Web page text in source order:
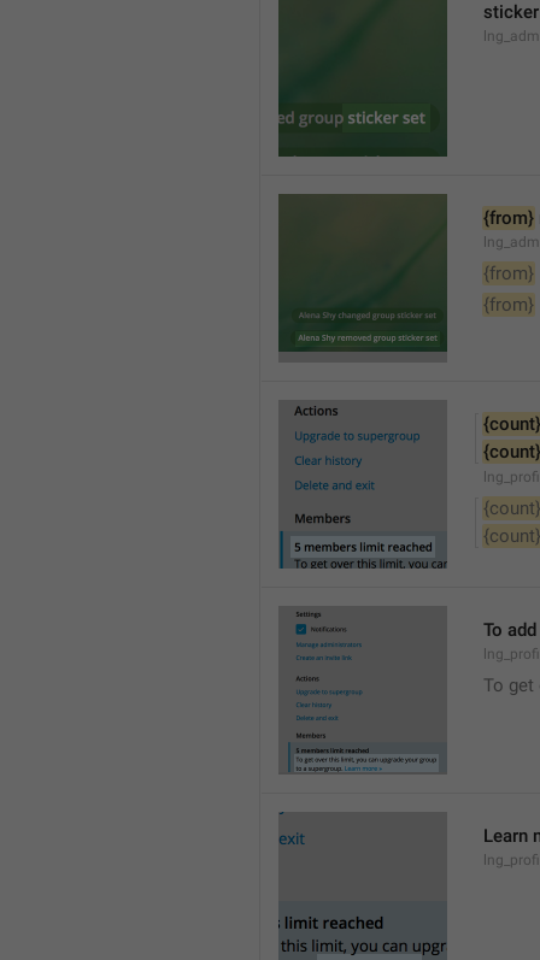
{from}
{from}
{from}
{count}
{count}
{count}
{count}
To
To get
Learn